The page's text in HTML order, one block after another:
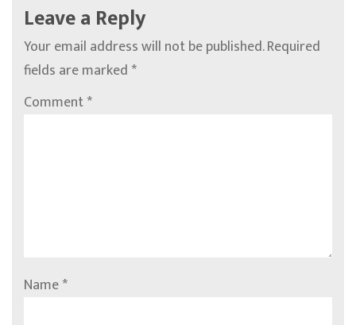
Leave a Reply
Your email address will not be published.Required
fields are marked*
Comment*
Name*